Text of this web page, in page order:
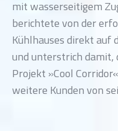
mit wasserseitigem
berichtete von der
Kühlhauses direkt auf
und unterstrich damit,
Projekt »Cool
weitere Kunden von